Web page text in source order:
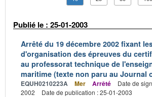
Publié le : 25-01-2003
Arrêté du 19 décembre 2002 fixant
d'organisation des épreuves du
au professorat technique de
maritime (texte non paru au Journal
EQUH0210223A Mer Arrêté
Date de
2002
Date de publication : 25-01-2003